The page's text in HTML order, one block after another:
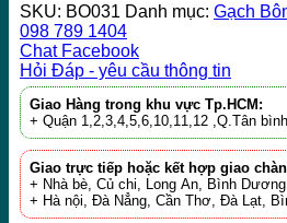
SKU: BO031 Danh mục: Gạch
098 789 1404
Chat Facebook
Hỏi Đáp - yêu cầu thông tin
Giao Hàng trong khu vực Tp.HCM:
+ Quận 1,2,3,4,5,6,10,11,12 ,Q.Tân
Giao trực tiếp hoặc kết hợp giao
+ Nhà bè, Củ chi, Long An, Bình
+ Hà nội, Đà Nẳng, Cần Thơ, Đà Lạt,